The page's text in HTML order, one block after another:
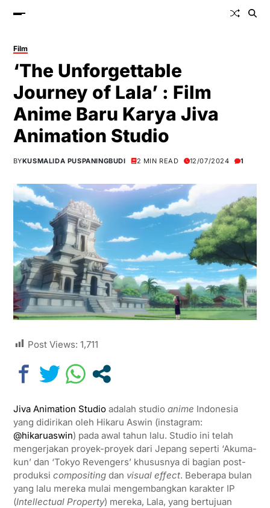
Film
‘The Unforgettable
Journey of Lala’ : Film
Anime Baru Karya Jiva
Animation Studio
BYKUSMALIDA PUSPANINGBUDI 2 MIN READ 12/07/2024 1
Post Views: 1,711
Jiva Animation Studioadalah studio anime Indonesia
yang didirikan oleh Hikaru Aswin (instagram:
@hikaruaswin) pada awal tahun lalu. Studio ini telah
mengerjakan proyek-proyek dari Jepang seperti ‘Akuma-
kun’ dan ‘Tokyo Revengers’ khususnya di bagian post-
produksi compositingdan visual effect. Beberapa bulan
yang lalu mereka mulai mengembangkan karakter IP
(Intellectual Property) mereka, Lala, yang bertujuan